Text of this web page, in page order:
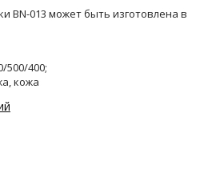
BN-013 может быть изготовлена в
500/400;
кожа